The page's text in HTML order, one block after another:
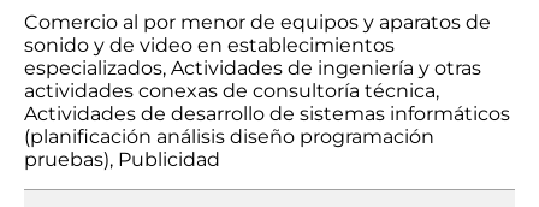
Comercio al por menor de equipos y aparatos de
sonido y de video en establecimientos
especializados, Actividades de ingeniería y otras
actividades conexas de consultoría técnica,
Actividades de desarrollo de sistemas informáticos
(planificación análisis diseño programación
pruebas), Publicidad